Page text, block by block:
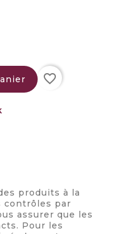
favorite_border
produits à la
contrôles par
assurer que les
Pour les